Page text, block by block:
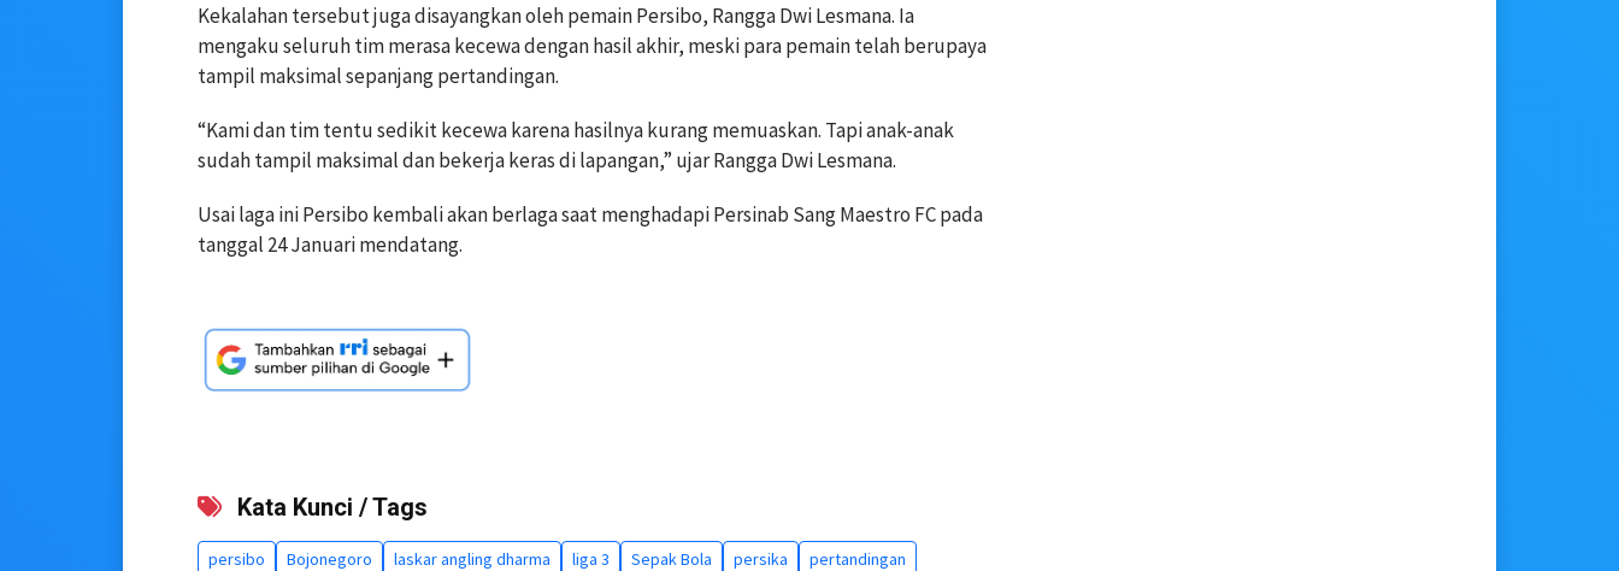
Kekalahan tersebut juga disayangkan oleh pemain Persibo, Rangga Dwi Lesmana. Ia
mengaku seluruh tim merasa kecewa dengan hasil akhir, meski para pemain telah berupaya
tampil maksimal sepanjang pertandingan.
“Kami dan tim tentu sedikit kecewa karena hasilnya kurang memuaskan. Tapi anak-anak
sudah tampil maksimal dan bekerja keras di lapangan,” ujar Rangga Dwi Lesmana.
Usai laga ini Persibo kembali akan berlaga saat menghadapi Persinab Sang Maestro FC pada
tanggal 24 Januari mendatang.
Kata Kunci / Tags
persibo Bojonegoro laskar angling dharma liga 3 Sepak Bola persika pertandingan